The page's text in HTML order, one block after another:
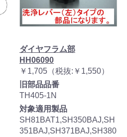
ダイヤフラム部
HH06090
￥1,705（税抜:￥1,550）
旧部品品番
TH405-1N
対象適用製品
SH81BAT1,SH350BAJ,SH
351BAJ,SH371BAJ,SH380